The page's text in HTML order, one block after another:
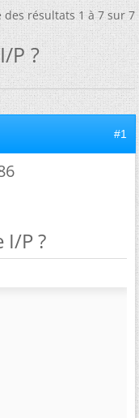
des résultats 1 à 7 sur 7
P ?
#1
I/P ?